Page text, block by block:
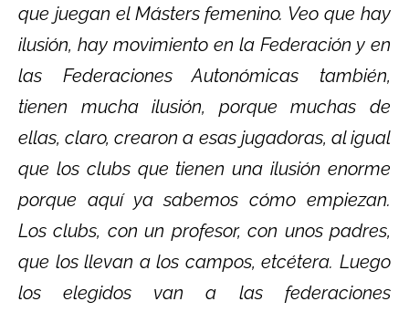
que juegan el Másters femenino. Veo que hay
ilusión, hay movimiento en la Federación y en
las Federaciones Autonómicas también,
tienen mucha ilusión, porque muchas de
ellas, claro, crearon a esas jugadoras, al igual
que los clubs que tienen una ilusión enorme
porque aquí ya sabemos cómo empiezan.
Los clubs, con un profesor, con unos padres,
que los llevan a los campos, etcétera. Luego
los elegidos van a las federaciones